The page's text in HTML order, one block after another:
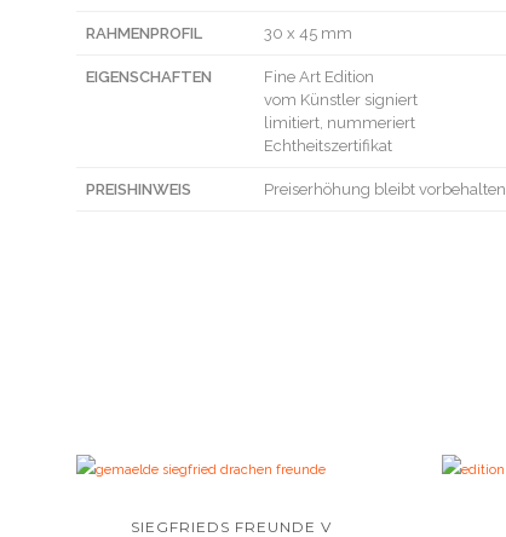
RAHMENPROFIL 30 x 45 mm
EIGENSCHAFTEN
Fine Art Edition
vom Künstler signiert
limitiert, nummeriert
Echtheitszertifikat
PREISHINWEIS Preiserhöhung bleibt vorbehalten
SIEGFRIEDS FREUNDE V